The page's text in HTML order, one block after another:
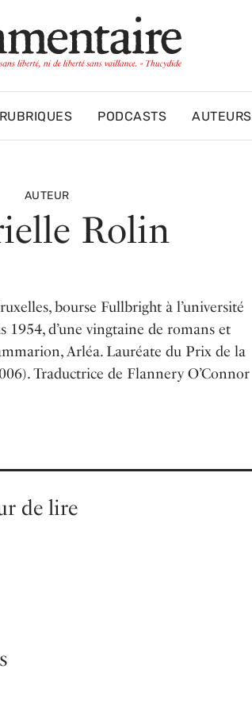
RUBRIQUES PODCASTS AUTEURS
AUTEUR
Rolin
bourse Fullbright à l’université
1954, d’une vingtaine de romans et
Arléa. Lauréate du Prix de la
Traductrice de Flannery O’Connor
de lire